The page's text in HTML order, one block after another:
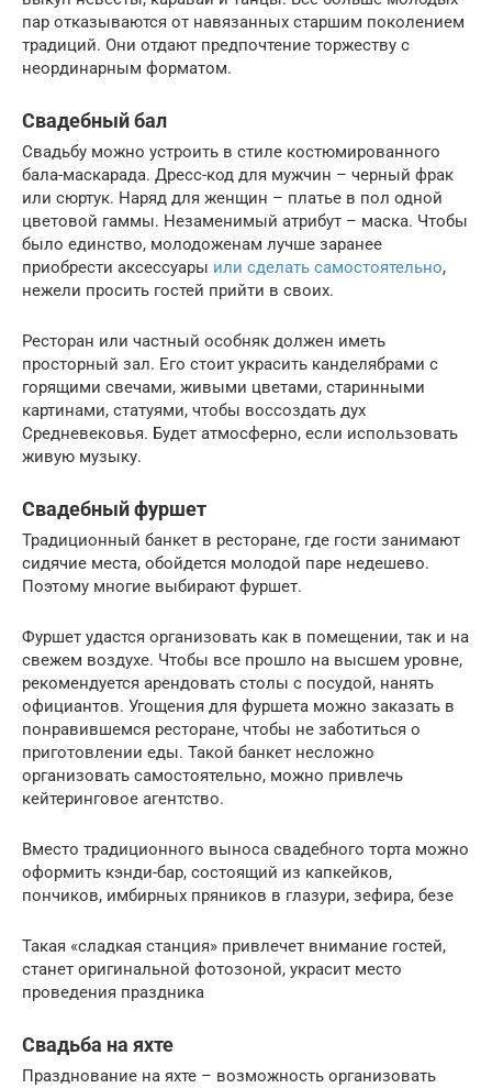
пар отказываются от навязанных старшим поколением
традиций. Они отдают предпочтение торжеству с
неординарным форматом.
Свадебный бал
Свадьбу можно устроить в стиле костюмированного
бала-маскарада. Дресс-код для мужчин – черный фрак
или сюртук. Наряд для женщин – платье в пол одной
цветовой гаммы. Незаменимый атрибут – маска. Чтобы
было единство, молодоженам лучше заранее
приобрести аксессуары или сделать самостоятельно,
нежели просить гостей прийти в своих.
Ресторан или частный особняк должен иметь
просторный зал. Его стоит украсить канделябрами с
горящими свечами, живыми цветами, старинными
картинами, статуями, чтобы воссоздать дух
Средневековья. Будет атмосферно, если использовать
живую музыку.
Свадебный фуршет
Традиционный банкет в ресторане, где гости занимают
сидячие места, обойдется молодой паре недешево.
Поэтому многие выбирают фуршет.
Фуршет удастся организовать как в помещении, так и на
свежем воздухе. Чтобы все прошло на высшем уровне,
рекомендуется арендовать столы с посудой, нанять
официантов. Угощения для фуршета можно заказать в
понравившемся ресторане, чтобы не заботиться о
приготовлении еды. Такой банкет несложно
организовать самостоятельно, можно привлечь
кейтеринговое агентство.
Вместо традиционного выноса свадебного торта можно
оформить кэнди-бар, состоящий из капкейков,
пончиков, имбирных пряников в глазури, зефира, безе
Такая «сладкая станция» привлечет внимание гостей,
станет оригинальной фотозоной, украсит место
проведения праздника
Свадьба на яхте
Празднование на яхте – возможность организовать